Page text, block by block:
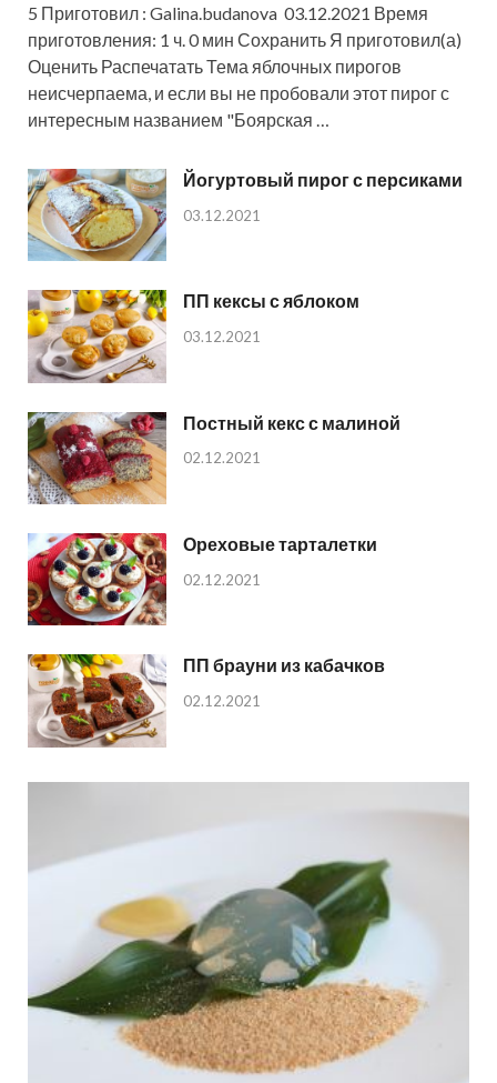
5 Приготовил : Galina.budanova 03.12.2021 Время
приготовления: 1 ч. 0 мин Сохранить Я приготовил(а)
Оценить Распечатать Тема яблочных пирогов
неисчерпаема, и если вы не пробовали этот пирог с
интересным названием "Боярская …
Йогуртовый пирог с персиками
03.12.2021
ПП кексы с яблоком
03.12.2021
Постный кекс с малиной
02.12.2021
Ореховые тарталетки
02.12.2021
ПП брауни из кабачков
02.12.2021